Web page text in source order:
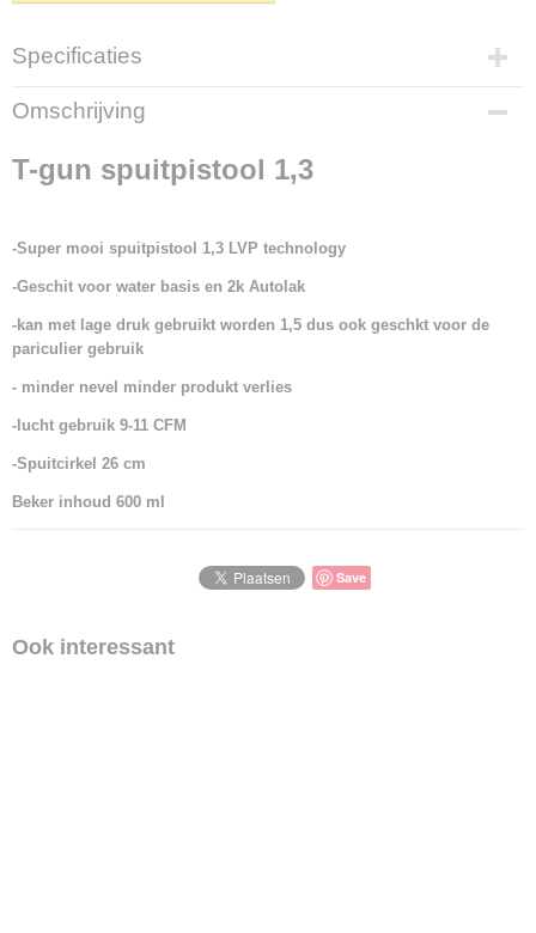
Specificaties
Netto gewicht
0,10 Kg
0,10 Kg
Omschrijving
T-gun spuitpistool 1,3
-Super mooi spuitpistool 1,3 LVP technology
-Geschit voor water basis en 2k Autolak
-kan met lage druk gebruikt worden 1,5 dus ook geschkt voor de
pariculier gebruik
- minder nevel minder produkt verlies
-lucht gebruik 9-11 CFM
-Spuitcirkel 26 cm
Beker inhoud 600 ml
Save
Ook interessant